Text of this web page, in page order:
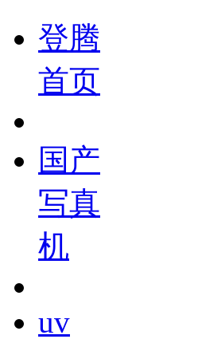
登腾
首页
国产
写真
机
uv